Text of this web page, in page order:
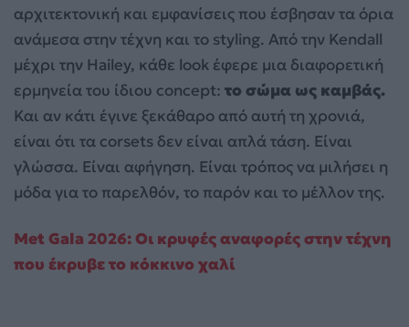
αρχιτεκτονική και εμφανίσεις που έσβησαν τα όρια
ανάμεσα στην τέχνη και το styling. Από την Kendall
μέχρι την Hailey, κάθε look έφερε μια διαφορετική
ερμηνεία του ίδιου concept: το σώμα ως καμβάς.
Και αν κάτι έγινε ξεκάθαρο από αυτή τη χρονιά,
είναι ότι τα corsets δεν είναι απλά τάση. Είναι
γλώσσα. Είναι αφήγηση. Είναι τρόπος να μιλήσει η
μόδα για το παρελθόν, το παρόν και το μέλλον της.
Met Gala 2026: Οι κρυφές αναφορές στην τέχνη
που έκρυβε το κόκκινο χαλί